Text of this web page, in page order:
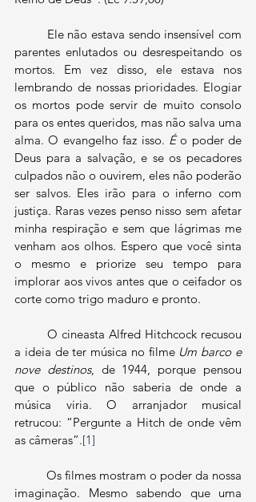
parentes enlutados ou desrespeitando os
mortos. Em vez disso, ele estava nos
lembrando de nossas prioridades. Elogiar
os mortos pode servir de muito consolo
para os entes queridos, mas não salva uma
alma. O evangelho faz isso. É o poder de
Deus para a salvação, e se os pecadores
culpados não o ouvirem, eles não poderão
ser salvos. Eles irão para o inferno com
justiça. Raras vezes penso nisso sem afetar
minha respiração e sem que lágrimas me
venham aos olhos. Espero que você sinta
o mesmo e priorize seu tempo para
implorar aos vivos antes que o ceifador os
corte como trigo maduro e pronto.
a ideia de ter música no filme Um barco e
nove destinos, de 1944, porque pensou
que o público não saberia de onde a
música viria. O arranjador musical
retrucou: “Pergunte a Hitch de onde vêm
as câmeras”.[1]
imaginação. Mesmo sabendo que uma